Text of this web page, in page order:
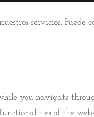
servicios.
you navigate
of the